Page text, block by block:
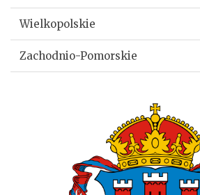
Wielkopolskie
Zachodnio-Pomorskie